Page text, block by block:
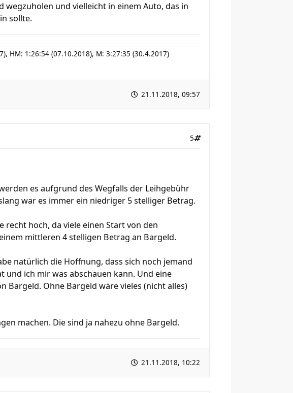
wegzuholen und vielleicht in einem Auto, das in
sollte.
HM: 1:26:54 (07.10.2018), M: 3:27:35 (30.4.2017)
21.11.2018, 09:57
5
es aufgrund des Wegfalls der Leihgebühr
war es immer ein niedriger 5 stelliger Betrag.
recht hoch, da viele einen Start von den
mittleren 4 stelligen Betrag an Bargeld.
natürlich die Hoffnung, dass sich noch jemand
ich mir was abschauen kann. Und eine
Bargeld. Ohne Bargeld wäre vieles (nicht alles)
machen. Die sind ja nahezu ohne Bargeld.
21.11.2018, 10:22